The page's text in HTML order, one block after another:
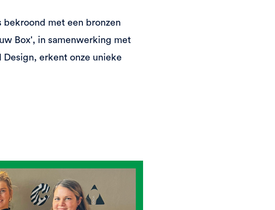
met een bronzen
Box', in samenwerking met
erkent onze unieke